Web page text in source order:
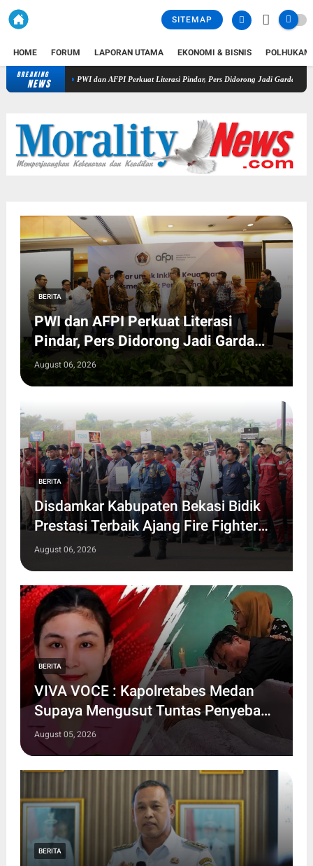
SITEMAP
HOME FORUM LAPORAN UTAMA EKONOMI & BISNIS POLHUKAM
BREAKING
NEWS
PWI dan AFPI Perkuat Literasi Pindar, Pers Didorong Jadi Garda Terdepan Edukasi
BERITA
PWI dan AFPI Perkuat Literasi
Pindar, Pers Didorong Jadi Garda
Terdepan Edukasi Publik Lawan
Pinjol Ilegal
August 06, 2026
BERITA
Disdamkar Kabupaten Bekasi Bidik
Prestasi Terbaik Ajang Fire Fighter
2027 Tingkat Jawa Barat
August 06, 2026
BERITA
VIVA VOCE : Kapolretabes Medan
Supaya Mengusut Tuntas Penyebab
Kematian Winda Lorenza secara
Transparan
August 05, 2026
BERITA